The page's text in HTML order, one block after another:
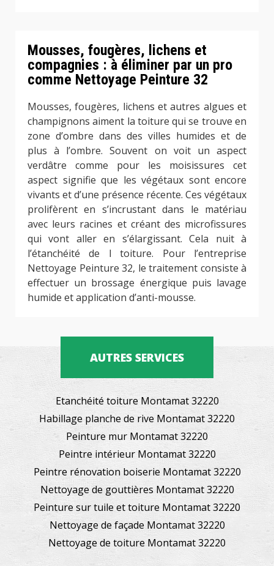
Mousses, fougères, lichens et
compagnies : à éliminer par un pro
comme Nettoyage Peinture 32
Mousses, fougères, lichens et autres algues et
champignons aiment la toiture qui se trouve en
zone d’ombre dans des villes humides et de
plus à l’ombre. Souvent on voit un aspect
verdâtre comme pour les moisissures cet
aspect signifie que les végétaux sont encore
vivants et d’une présence récente. Ces végétaux
prolifèrent en s’incrustant dans le matériau
avec leurs racines et créant des microfissures
qui vont aller en s’élargissant. Cela nuit à
l’étanchéité de l toiture. Pour l’entreprise
Nettoyage Peinture 32, le traitement consiste à
effectuer un brossage énergique puis lavage
humide et application d’anti-mousse.
AUTRES SERVICES
Etanchéité toiture Montamat 32220
Habillage planche de rive Montamat 32220
Peinture mur Montamat 32220
Peintre intérieur Montamat 32220
Peintre rénovation boiserie Montamat 32220
Nettoyage de gouttières Montamat 32220
Peinture sur tuile et toiture Montamat 32220
Nettoyage de façade Montamat 32220
Nettoyage de toiture Montamat 32220